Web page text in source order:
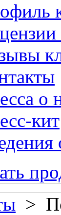
о
кит
>